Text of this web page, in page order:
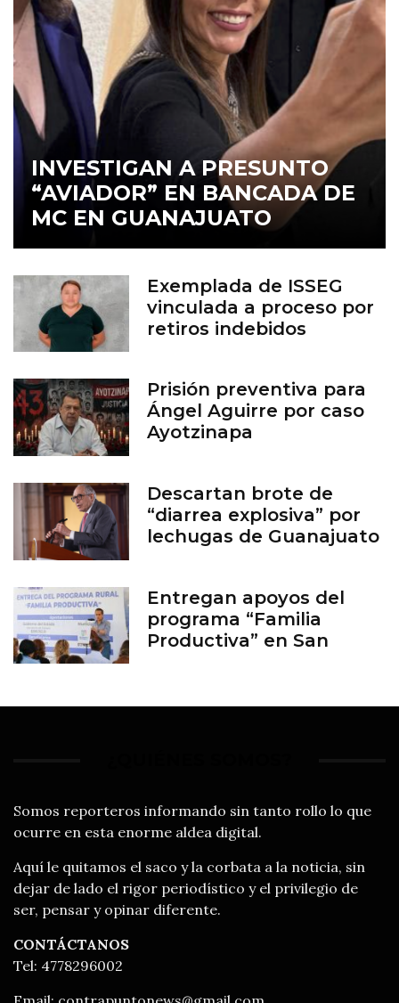
INVESTIGAN A PRESUNTO
“AVIADOR” EN BANCADA DE
MC EN GUANAJUATO
Exemplada de ISSEG
vinculada a proceso por
retiros indebidos
Prisión preventiva para
Ángel Aguirre por caso
Ayotzinapa
Descartan brote de
“diarrea explosiva” por
lechugas de Guanajuato
Entregan apoyos del
programa “Familia
Productiva” en San
Somos reporteros informando sin tanto rollo lo que
ocurre en esta enorme aldea digital.
Aquí le quitamos el saco y la corbata a la noticia, sin
dejar de lado el rigor periodístico y el privilegio de
ser, pensar y opinar diferente.
CONTÁCTANOS
Tel: 4778296002